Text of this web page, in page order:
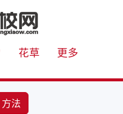
花草 更多
方法